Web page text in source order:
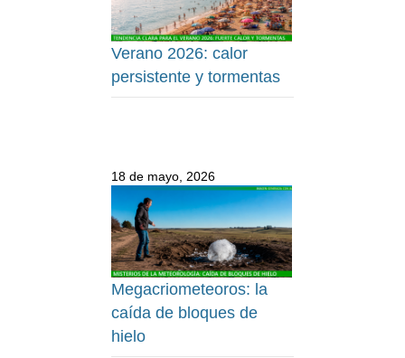
Verano 2026: calor
persistente y tormentas
18 de mayo, 2026
Megacriometeoros: la
caída de bloques de
hielo